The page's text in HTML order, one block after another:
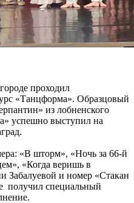
проходил
«Танцформа». Образцовый
из лобненского
успешно выступил на
«В шторм», «Ночь за 66-й
«Когда веришь в
Забалуевой и номер «Стакан
получил специальный